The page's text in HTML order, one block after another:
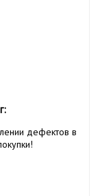
дефектов в